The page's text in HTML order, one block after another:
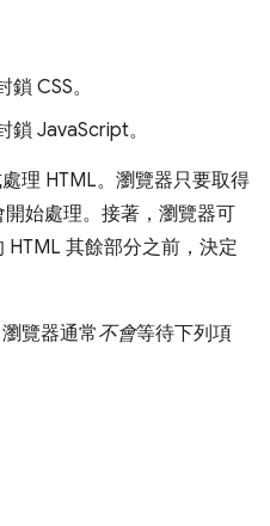
CSS。
鎖 JavaScript。
理 HTML。瀏覽器只要取得
始處理。接著，瀏覽器可
HTML 其餘部分之前，決定
覽器通常不會等待下列項